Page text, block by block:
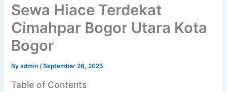
Sewa Hiace Terdekat
Cimahpar Bogor Utara Kota
Bogor
Byadmin /September 26, 2025
Table of Contents